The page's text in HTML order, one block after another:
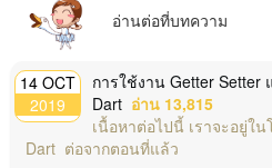
อ่านต่อที่บทความ
14 OCT
2019
การใช้งาน Getter Setter
Dart อ่าน 13,815
เนื้อหาต่อไปนี้ เราจะอยู่ใ
Dart ต่อจากตอนที่แล้ว